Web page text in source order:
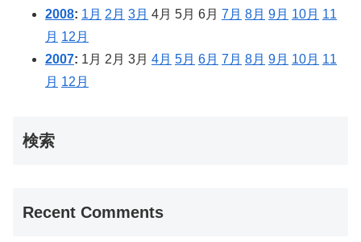
2008: 1月 2月 3月 4月 5月 6月 7月 8月 9月 10月 11
月 12月
2007: 1月 2月 3月 4月 5月 6月 7月 8月 9月 10月 11
月 12月
検索
Recent Comments